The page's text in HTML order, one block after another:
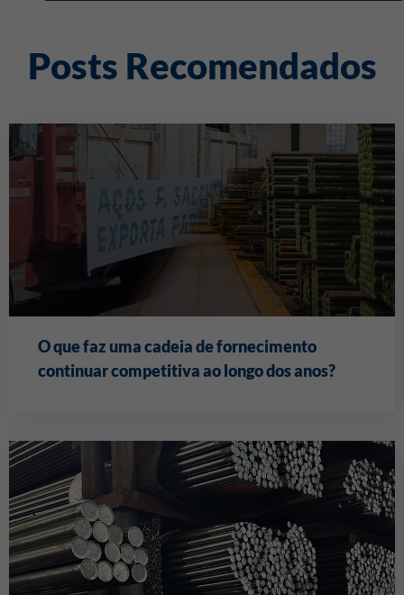
Posts Recomendados
O que faz uma cadeia de fornecimento
continuar competitiva ao longo dos anos?